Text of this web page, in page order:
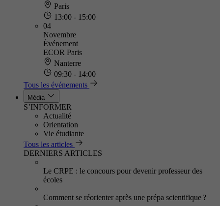
Paris
13:00 - 15:00
04
Novembre
Événement
ECOR Paris
Nanterre
09:30 - 14:00
Tous les événements
Média
S’INFORMER
Actualité
Orientation
Vie étudiante
Tous les articles
DERNIERS ARTICLES
Le CRPE : le concours pour devenir professeur des
écoles
Comment se réorienter après une prépa scientifique ?